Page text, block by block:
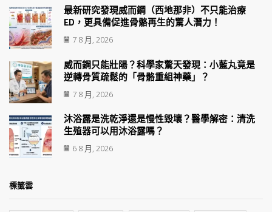
最新研究發現威而鋼（西地那非）不只能治療
ED，更具備促進骨骼再生的驚人潛力！
7 8 月, 2026
威而鋼只能壯陽？科學家驚天發現：小藍丸竟是
逆轉骨質疏鬆的「骨骼重組神藥」？
7 8 月, 2026
沐浴露是洗乾淨還是慢性毀壞？醫學解密：清洗
生殖器可以用沐浴露嗎？
6 8 月, 2026
標籤雲